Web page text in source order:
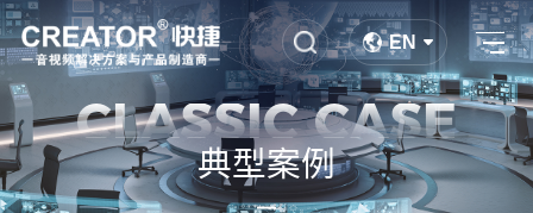
EN
CLASSIC CASE
典型案例